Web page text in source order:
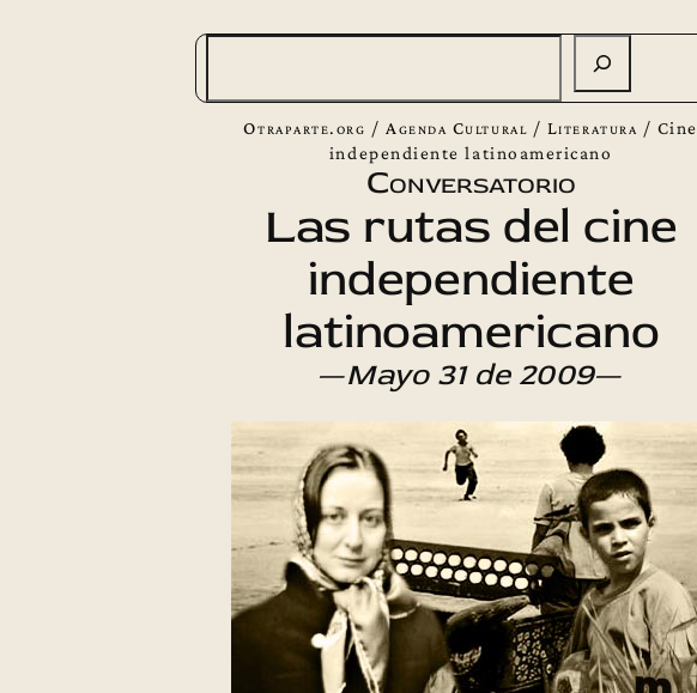
Otraparte.org / Agenda Cultural / Literatura / Cine
independiente latinoamericano
Conversatorio
Las rutas del cine
independiente
latinoamericano
—Mayo 31 de 2009—